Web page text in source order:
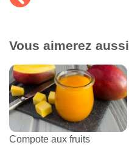
Vous aimerez aussi
Compote aux fruits